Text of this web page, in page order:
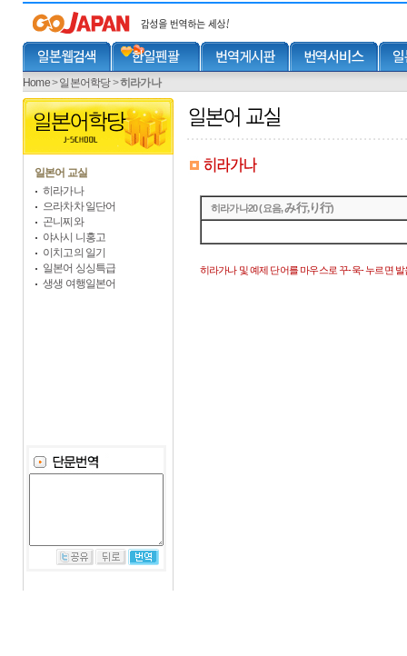
Home>일본어학당>히라가나
일본어 교실
히라가나
으라차차 일단어
곤니찌와
야사시 니홍고
이치고의 일기
일본어 싱싱특급
생생 여행일본어
히라가나20 (요음,み行,り行)
히라가나 및 예제 단어를 마우스로 꾸-욱- 누르면